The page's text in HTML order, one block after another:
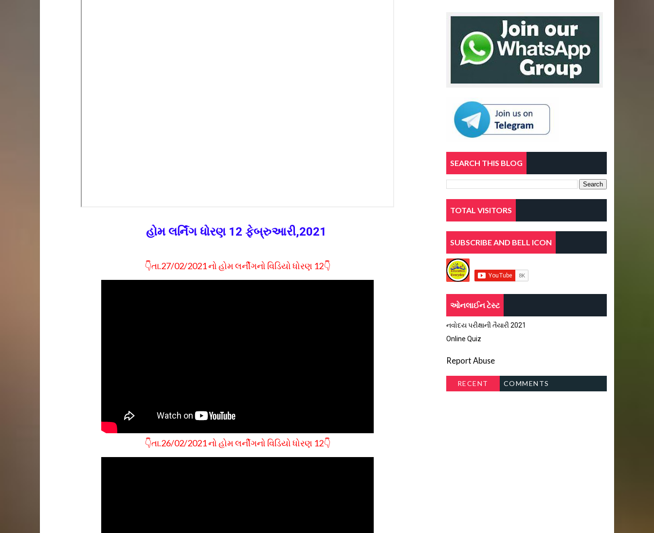
હોમ લર્નિંગ ધોરણ 12 ફેબ્રુઆરી,2021
👇તા.27/02/2021 નો હોમ લર્નીગનો વિડિયો ધોરણ 12👇
👇તા.26/02/2021 નો હોમ લર્નીગનો વિડિયો ધોરણ 12👇
SEARCH THIS BLOG
TOTAL VISITORS
SUBSCRIBE AND BELL ICON
ઓનલાઈન ટેસ્ટ
નવોદય પરીક્ષાની તૈયારી 2021
Online Quiz
Report Abuse
RECENT COMMENTS